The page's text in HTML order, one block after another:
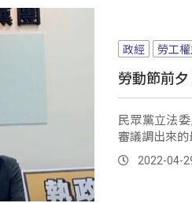
政經 勞工
勞動節前
民眾黨立法
審議調出來
2022-04-